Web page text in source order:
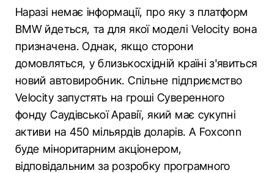
Наразі немає інформації, про яку з платформ
BMW йдеться, та для якої моделі Velocity вона
призначена. Однак, якщо сторони
домовляться, у близькосхідній країні з'явиться
новий автовиробник. Спільне підприємство
Velocity запустять на гроші Суверенного
фонду Саудівської Аравії, який має сукупні
активи на 450 мільярдів доларів. А Foxconn
буде міноритарним акціонером,
відповідальним за розробку програмного